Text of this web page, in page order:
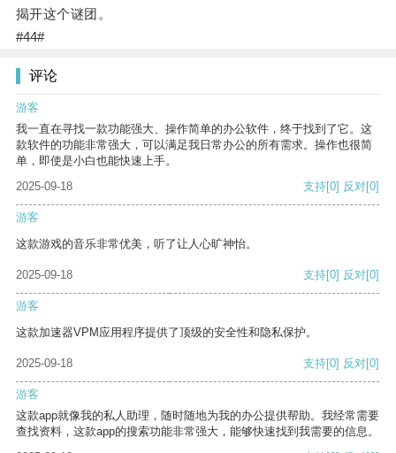
揭开这个谜团。
#44#
评论
游客
我一直在寻找一款功能强大、操作简单的办公软件，终于找到了它。这
款软件的功能非常强大，可以满足我日常办公的所有需求。操作也很简
单，即使是小白也能快速上手。
2025-09-18
支持[0] 反对[0]
游客
这款游戏的音乐非常优美，听了让人心旷神怡。
2025-09-18 支持[0] 反对[0]
游客
这款加速器VPM应用程序提供了顶级的安全性和隐私保护。
2025-09-18 支持[0] 反对[0]
游客
这款app就像我的私人助理，随时随地为我的办公提供帮助。我经常需要
查找资料，这款app的搜索功能非常强大，能够快速找到我需要的信息。